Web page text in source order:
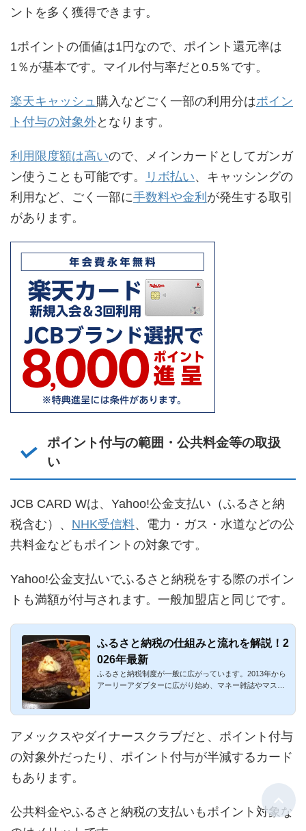
ントを多く獲得できます。
1ポイントの価値は1円なので、ポイント還元率は
1％が基本です。マイル付与率だと0.5％です。
楽天キャッシュ購入などごく一部の利用分はポイン
ト付与の対象外となります。
利用限度額は高いので、メインカードとしてガンガ
ン使うことも可能です。
リボ払い、キャッシングの
利用など、ごく一部に手数料や金利 が発生する取引
があります。
ポイント付与の範囲・公共料金等の取扱
い
JCB CARD Wは、Yahoo!公金支払い（ふるさと納
税含む）、 NHK受信料、電力・ガス・水道などの公
共料金などもポイントの対象です。
Yahoo!公金支払いでふるさと納税をする際のポイン
トも満額が付与されます。一般加盟店と同じです。
ふるさと納税の仕組みと流れを解説！2
026年最新
ふるさと納税制度が一般に広がっています。2013年から
アーリーアダプターに広がり始め、マネー雑誌やマスメ
アメックスやダイナースクラブだと、ポイント付与
の対象外だったり、ポイント付与が半減するカード
もあります。
公共料金やふるさと納税の支払いもポイント対象な